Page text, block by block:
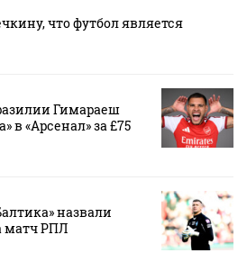
что футбол является
Гимараеш
в «Арсенал» за £75
назвали
матч РПЛ